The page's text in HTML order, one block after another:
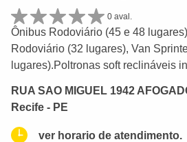
0 aval.
Ônibus Rodoviário (45 e 48
Rodoviário (32 lugares), Van
lugares).Poltronas soft reclináveis
RUA SAO MIGUEL 1942
Recife - PE
ver horario de atendimento.